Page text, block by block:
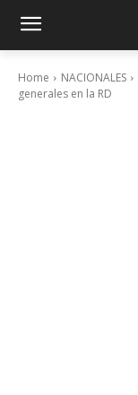
Home NACIONALES
generales en la RD